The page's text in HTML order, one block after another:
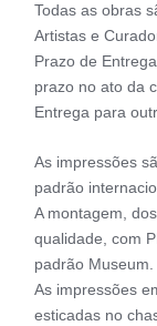
Todas as obras
Artistas e
Prazo de
prazo no ato da
Entrega para
As impressões
padrão
A montagem,
qualidade, com
padrão Museum.
As impressões
esticadas no